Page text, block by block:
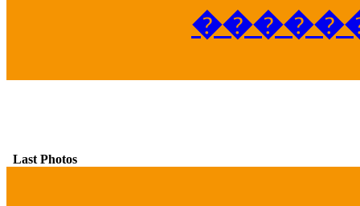
Last Photos